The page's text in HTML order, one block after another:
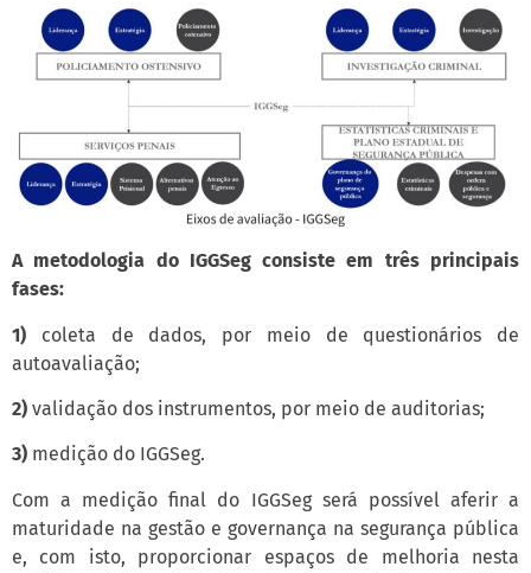
A metodologia do IGGSeg consiste em três principais
fases:
1) coleta de dados, por meio de questionários de
autoavaliação;
2) validação dos instrumentos, por meio de auditorias;
3) medição do IGGSeg.
Com a medição final do IGGSeg será possível aferir a
maturidade na gestão e governança na segurança pública
e, com isto, proporcionar espaços de melhoria nesta